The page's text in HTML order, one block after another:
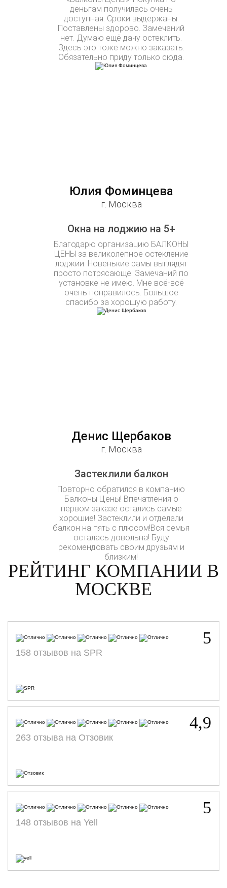
деньгам получилась очень
доступная. Сроки выдержаны.
Поставлены здорово. Замечаний
нет. Думаю ещё дачу остеклить.
Здесь это тоже можно заказать.
Обязательно приду только сюда.
Юлия Фоминцева
г. Москва
Окна на лоджию на 5+
Благодарю организацию БАЛКОНЫ
ЦЕНЫ за великолепное остекление
лоджии. Новенькие рамы выглядят
просто потрясающе. Замечаний по
установке не имею. Мне всё-всё
очень понравилось. Большое
спасибо за хорошую работу.
Денис Щербаков
г. Москва
Застеклили балкон
Повторно обратился в компанию
Балконы Цены! Впечатления о
первом заказе остались самые
хорошие! Застеклили и отделали
балкон на пять с плюсом!Вся семья
осталась довольна! Буду
рекомендовать своим друзьям и
близким!
РЕЙТИНГ КОМПАНИИ В
МОСКВЕ
5
158 отзывов на SPR
4,9
263 отзыва на Отзовик
5
148 отзывов на Yell